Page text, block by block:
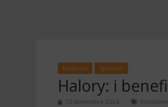
Evidenza Sponsor
Halory: i
10 Novembre 2024 Frosinone